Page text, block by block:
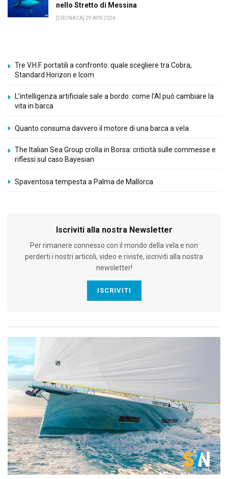
nello Stretto di Messina
[CRONACA] 29 APR 2024
Tre V.H.F. portatili a confronto: quale scegliere tra Cobra,
Standard Horizon e Icom
L’intelligenza artificiale sale a bordo: come l’AI può cambiare la
vita in barca
Quanto consuma davvero il motore di una barca a vela
The Italian Sea Group crolla in Borsa: criticità sulle commesse e
riflessi sul caso Bayesian
Spaventosa tempesta a Palma de Mallorca
Iscriviti alla nostra Newsletter
Per rimanere connesso con il mondo della vela e non
perderti i nostri articoli, video e riviste, iscriviti alla nostra
newsletter!
ISCRIVITI